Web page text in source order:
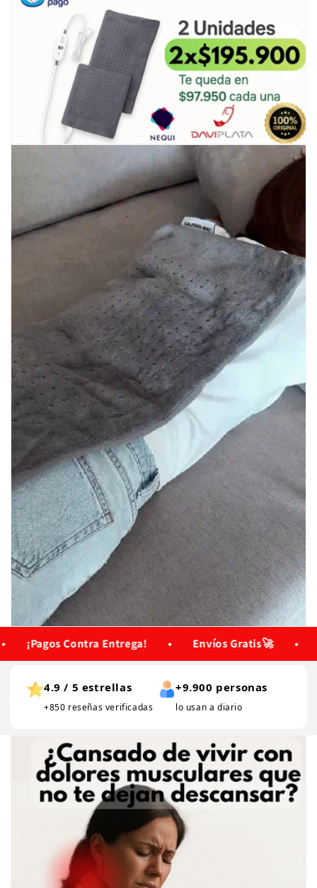
50% DE DESCUENTO • ¡Pagos Contra Entrega!
4.9 / 5 estrellas
+850 reseñas verificadas
+9.900 personas
lo usan a diario